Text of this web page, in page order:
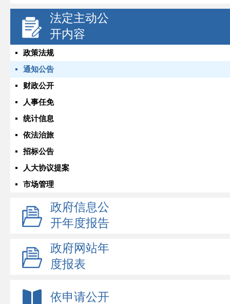
法定主动公
开内容
政策法规
通知公告
财政公开
人事任免
统计信息
依法治旅
招标公告
人大协议提案
市场管理
政府信息公
开年度报告
政府网站年
度报表
依申请公开